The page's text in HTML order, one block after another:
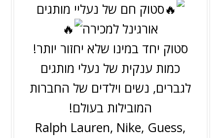
סטוק חם של נעליי מותגים
אורגינל למכירה
סטוק יחד במינו שלא יחזור יותר!
כמות ענקית של נעלי מותגים
לגברים, נשים וילדים של החברות
המובילות בעולם!
Ralph Lauren, Nike, Guess,